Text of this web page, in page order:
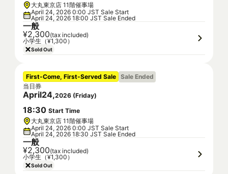
大丸東京店 11階催事場
April 24, 2026 0:00 JST Sale Start
April 24, 2026 18:00 JST Sale Ended
一般
¥2,300(tax included)
小学生（¥1,300）
Sold Out
First-Come, First-Served Sale Sale Ended
当日券
April24,2026 (Friday)
18:30 Start Time
大丸東京店 11階催事場
April 24, 2026 0:00 JST Sale Start
April 24, 2026 18:30 JST Sale Ended
一般
¥2,300(tax included)
小学生（¥1,300）
Sold Out